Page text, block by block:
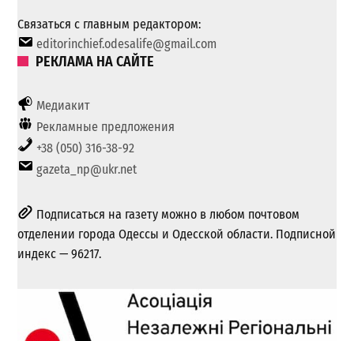
Связаться с главным редактором:
editorinchief.odesalife@gmail.com
РЕКЛАМА НА САЙТЕ
Медиакит
Рекламные предложения
+38 (050) 316-38-92
gazeta_np@ukr.net
Подписаться на газету можно в любом почтовом
отделении города Одессы и Одесской области. Подписной
индекс — 96217.